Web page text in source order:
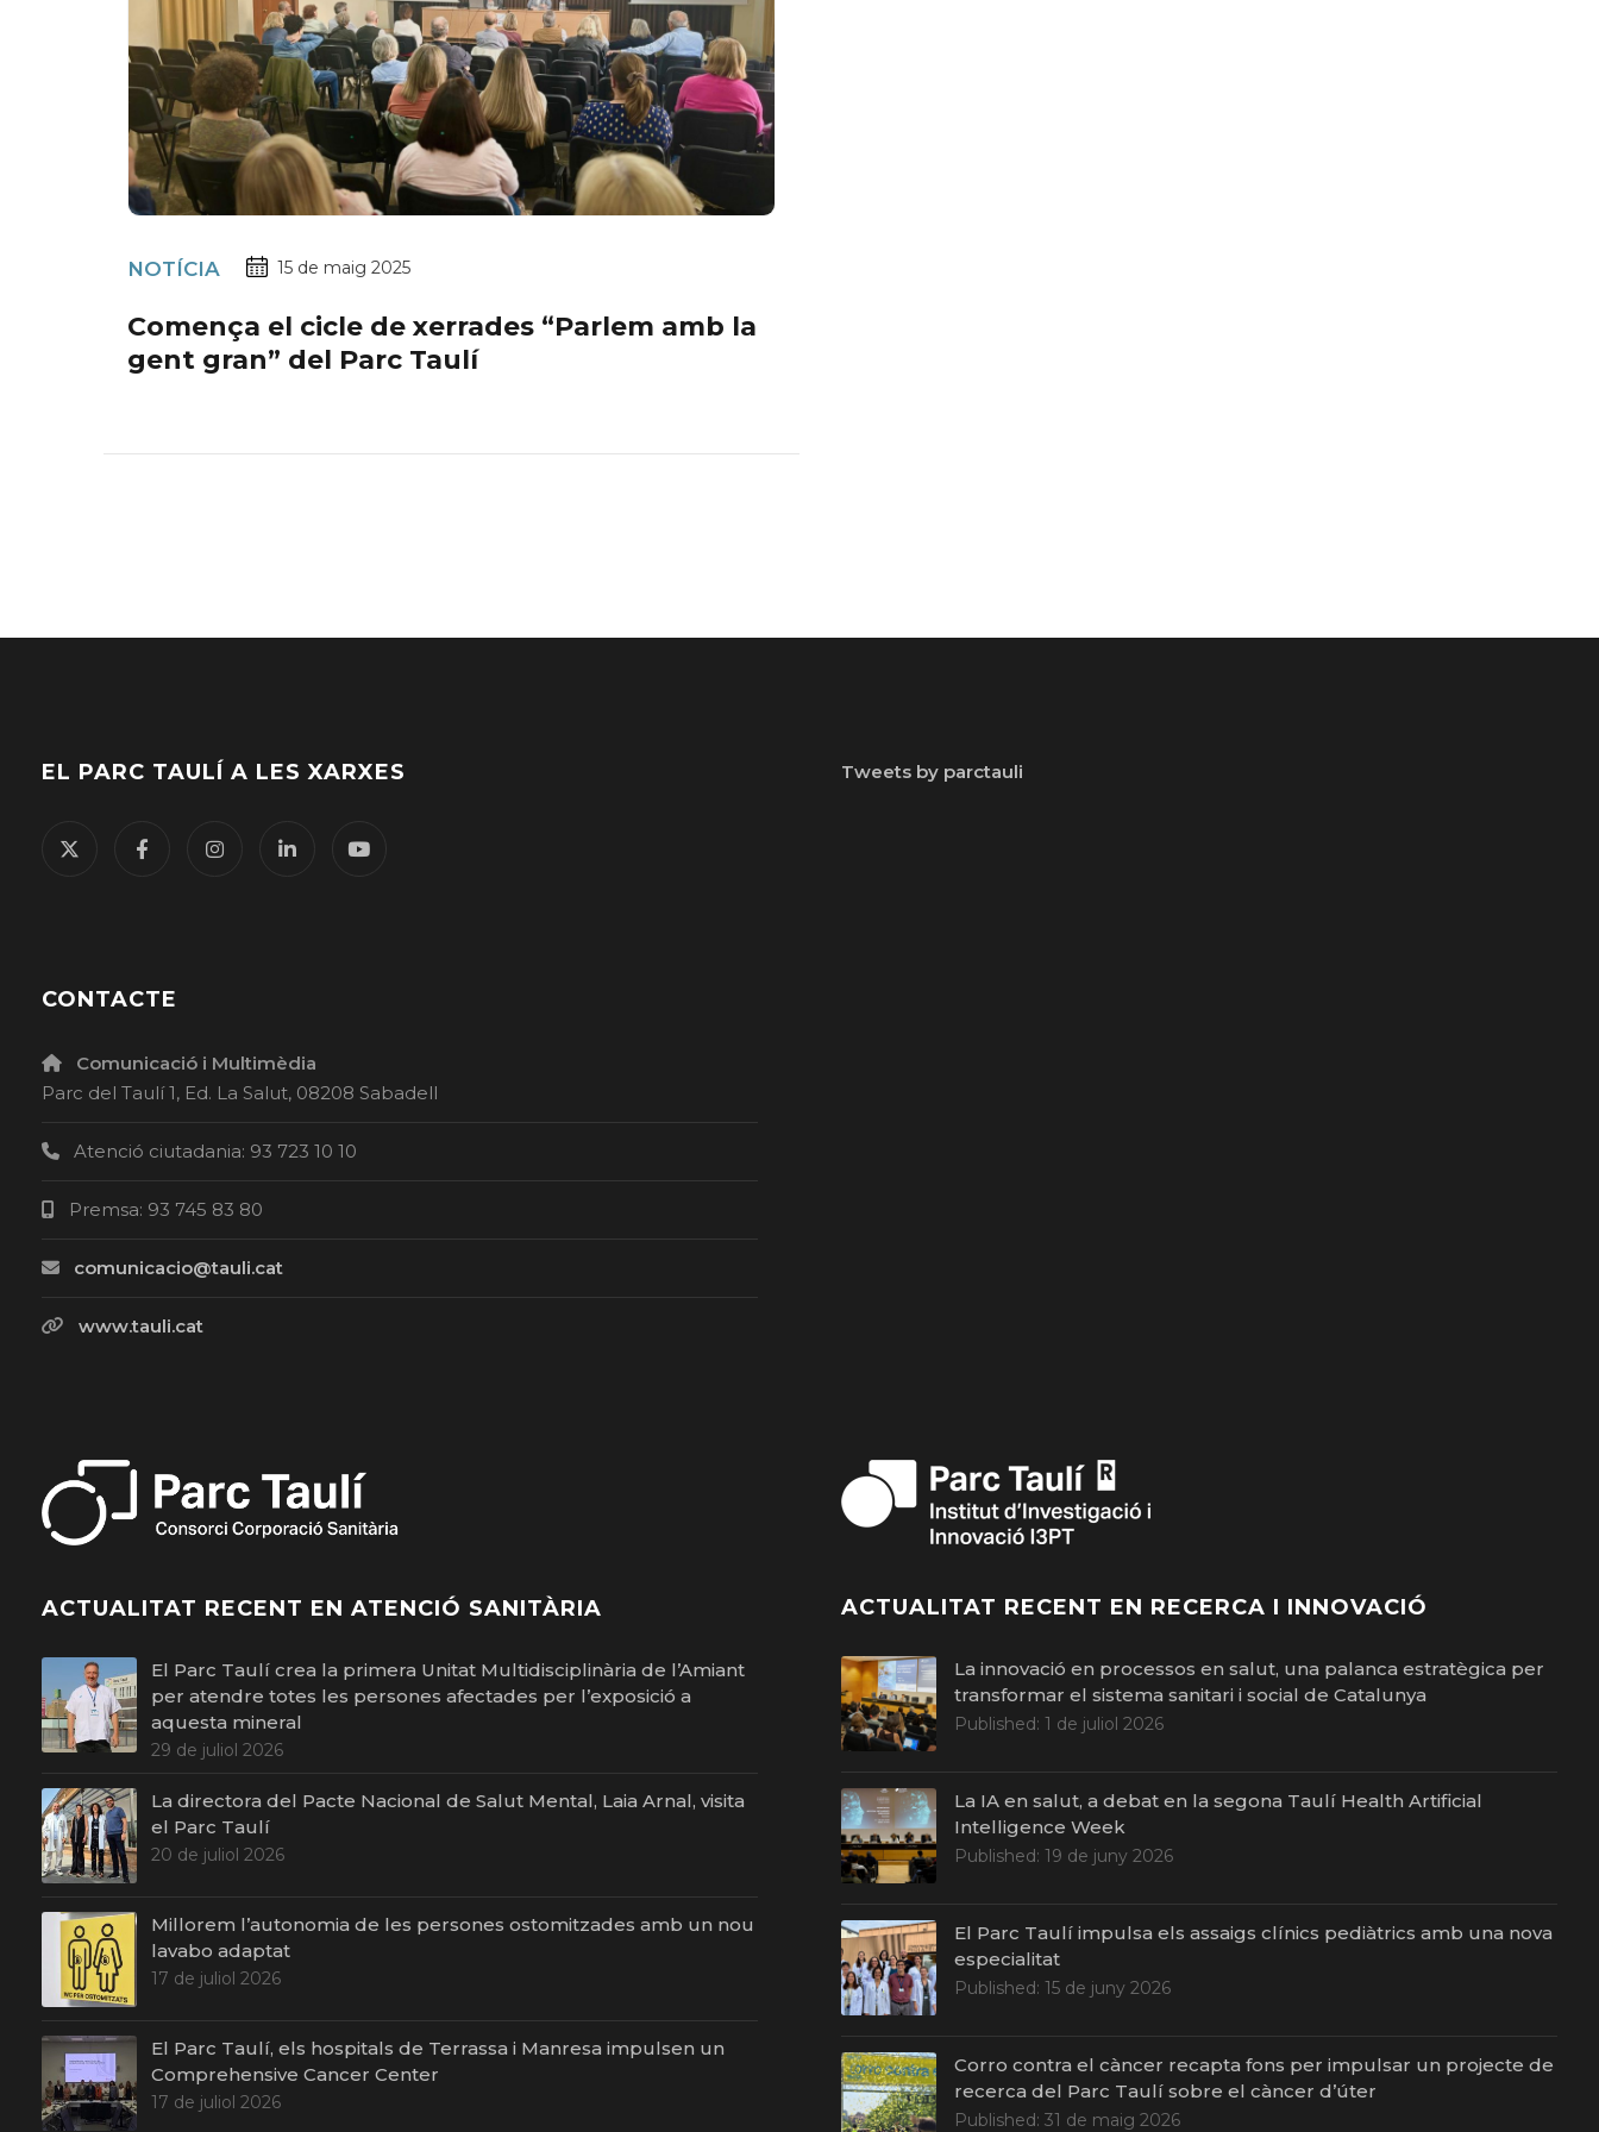
NOTÍCIA 15 de maig 2025
Comença el cicle de xerrades “Parlem amb la
gent gran” del Parc Taulí
EL PARC TAULÍ A LES XARXES
CONTACTE
Comunicació i Multimèdia
Parc del Taulí 1, Ed. La Salut, 08208 Sabadell
Atenció ciutadania: 93 723 10 10
Premsa: 93 745 83 80
comunicacio@tauli.cat
www.tauli.cat
ACTUALITAT RECENT EN ATENCIÓ SANITÀRIA
El Parc Taulí crea la primera Unitat Multidisciplinària de l’Amiant
per atendre totes les persones afectades per l’exposició a
aquesta mineral
29 de juliol 2026
La directora del Pacte Nacional de Salut Mental, Laia Arnal, visita
el Parc Taulí
20 de juliol 2026
Millorem l’autonomia de les persones ostomitzades amb un nou
lavabo adaptat
17 de juliol 2026
El Parc Taulí, els hospitals de Terrassa i Manresa impulsen un
Comprehensive Cancer Center
17 de juliol 2026
ACTUALITAT RECENT EN RECERCA I INNOVACIÓ
La innovació en processos en salut, una palanca estratègica per
transformar el sistema sanitari i social de Catalunya
Published: 1 de juliol 2026
La IA en salut, a debat en la segona Taulí Health Artificial
Intelligence Week
Published: 19 de juny 2026
El Parc Taulí impulsa els assaigs clínics pediàtrics amb una nova
especialitat
Published: 15 de juny 2026
Corro contra el càncer recapta fons per impulsar un projecte de
recerca del Parc Taulí sobre el càncer d’úter
Published: 31 de maig 2026
Tweets by parctauli